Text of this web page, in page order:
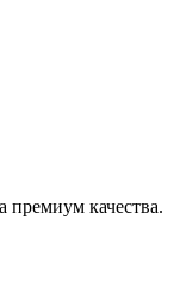
премиум качества.